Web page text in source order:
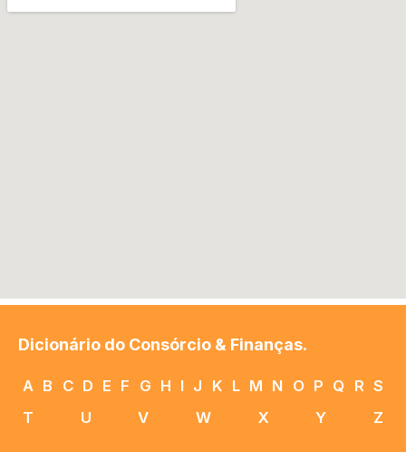
Dicionário do Consórcio & Finanças.
A B C D E F G H I J K L M N O P Q R S
T
U V W X Y Z